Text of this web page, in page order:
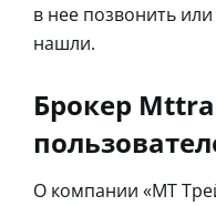
в нее позвонить
нашли.
Брокер
О компании «МТ